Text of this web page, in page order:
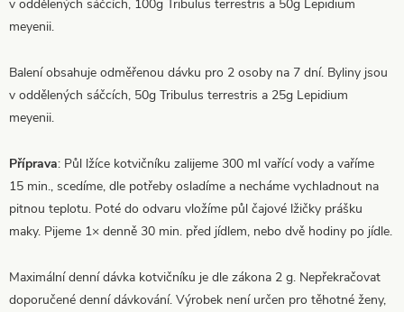
v oddělených sáčcích, 100g Tribulus terrestris a 50g Lepidium
meyenii.
Balení obsahuje odměřenou dávku pro 2 osoby na 7 dní. Byliny jsou
v oddělených sáčcích, 50g Tribulus terrestris a 25g Lepidium
meyenii.
Příprava: Půl lžíce kotvičníku zalijeme 300 ml vařící vody a vaříme
15 min., scedíme, dle potřeby osladíme a necháme vychladnout na
pitnou teplotu. Poté do odvaru vložíme půl čajové lžičky prášku
maky. Pijeme 1× denně 30 min. před jídlem, nebo dvě hodiny po jídle.
Maximální denní dávka kotvičníku je dle zákona 2 g. Nepřekračovat
doporučené denní dávkování. Výrobek není určen pro těhotné ženy,